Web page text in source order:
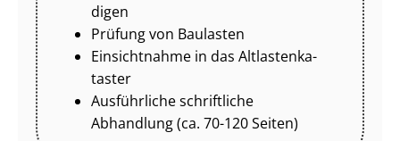
di­gen
Prüfung von Baulasten
Einsichtnahme in das Alt­las­ten­ka­
tas­ter
Ausführliche schriftliche
Abhandlung (ca. 70-120 Seiten)